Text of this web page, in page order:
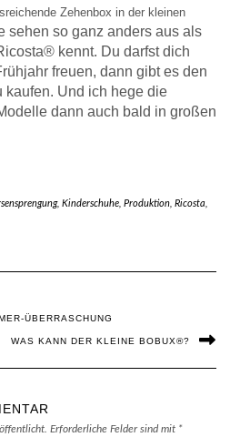
Zehenbox in der kleinen
sehen so ganz anders aus als
kennt. Du darfst dich
freuen, dann gibt es den
Und ich hege die
dann auch bald in großen
, Kinderschuhe, Produktion, Ricosta,
ÜBERRASCHUNG
WAS KANN DER KLEINE BOBUX®?
Erforderliche Felder sind mit *